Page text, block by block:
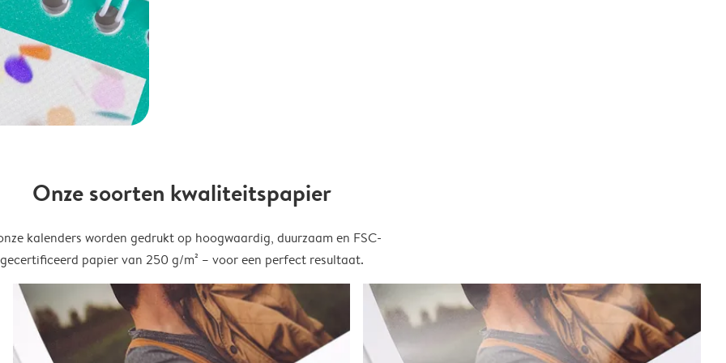
Onze soorten kwaliteitspapier
kalenders worden gedrukt op hoogwaardig, duurzaam en FSC-
gecertificeerd papier van 250 g/m² – voor een perfect resultaat.